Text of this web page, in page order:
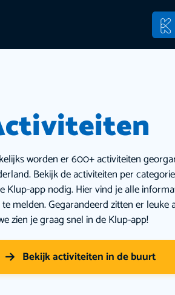
worden er 600+ activiteiten
Bekijk de activiteiten per
Klup-app nodig. Hier vind je alle
te melden. Gegarandeerd zitten er
zien je graag snel in de Klup-app!
Bekijk activiteiten in de buurt